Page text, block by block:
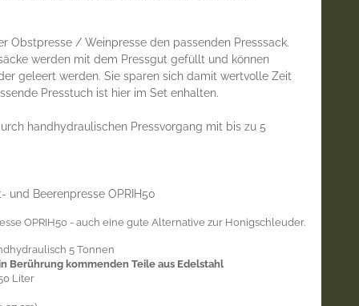
/ Weinpresse den passenden Presssack.
werden mit dem Pressgut gefüllt und können
geleert werden. Sie sparen sich damit wertvolle Zeit
Presstuch ist hier im Set enhalten.
handhydraulischen Pressvorgang mit bis zu 5
und Beerenpresse OPRIH50
OPRIH50 - auch eine gute Alternative zur Honigschleuder.
5 Tonnen
Berührung kommenden Teile aus Edelstahl
Liter